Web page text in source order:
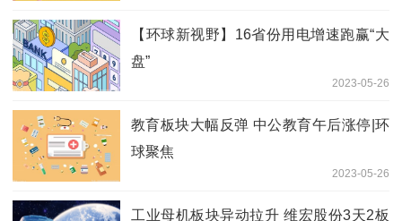
【环球新视野】16省份用电增速跑赢“大
盘”
2023-05-26
教育板块大幅反弹 中公教育午后涨停|环
球聚焦
2023-05-26
工业母机板块异动拉升 维宏股份3天2板